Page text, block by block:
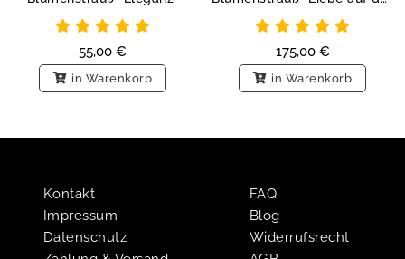
55,00 €
in Warenkorb
175,00 €
in Warenkorb
Kontakt
Impressum
Datenschutz
FAQ
Blog
Widerrufsrecht